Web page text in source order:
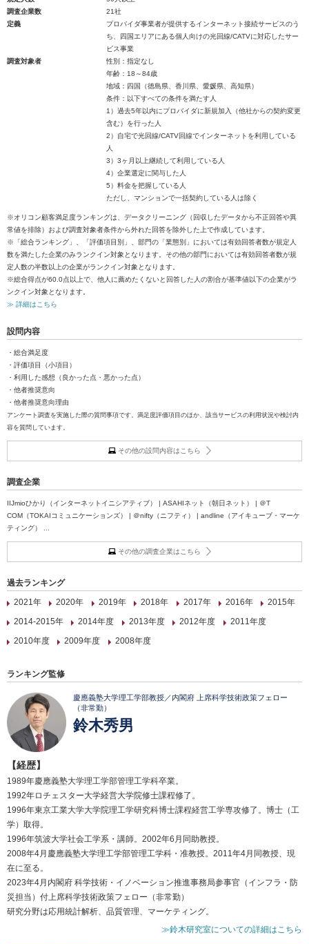
調査企業数
21社
定義
プロバイダ事業者が提供するインターネット接続サービスのう
ち、四国エリアにある個人向けの光回線/CATVに対応したサー
ビス事業
調査対象者
性別：指定なし
年齢：18～84歳
地域：四国（徳島県、香川県、愛媛県、高知県）
条件：以下すべての条件を満たす人
1）過去5年以内にプロバイダに新規加入（他社からの契約変更
含む）を行った人
2）自宅で光回線/CATV回線でインターネットを利用している
人
3）3ヶ月以上継続して利用している人
4）企業選定に関与した人
5）料金を把握している人
ただし、マンションで一括契約している人は除く
※オリコン顧客満足度ランキングは、データクリーニング（回収したデータから不正回答や異
常値を排除）および調査対象者条件から外れた回答を除外した上で作成しています。
※「総合ランキング」、「評価項目別」、部門の「業態別」においては有効回答者数が規定人
数を満たした企業のみランクイン対象となります。その他の部門においては有効回答者数が規
定人数の半数以上の企業がランクイン対象となります。
※総合得点が60.0点以上で、他人に薦めたくないと回答した人の割合が基準値以下の企業がラ
ンクイン対象となります。
≫ 詳細はこちら
設問内容
・総合満足度
・評価項目（小項目）
・利用した感想（良かった点・悪かった点）
・他者推奨意向
・他者推奨意向理由
アンケート調査を実施した際の質問事項です。満足度評価項目のほか、該当サービスの利用状況や検討内
容を質問しています。
その他の設問内容はこちら
調査企業
IIJmioひかり（インターネットイニシアティブ） | ASAHIネット（朝日ネット） | ＠T
COM（TOKAIコミュニケーションズ） | ＠nifty（ニフティ） | andline（アイキューブ・マーケ
ティング） ...
その他の調査企業はこちら
過去ランキング
2021年
2020年 2019年 2018年 2017年 2016年
2015年
2014-2015年
2014年度 2013年度 2012年度
2011年度
2010年度
2009年度 2008年度
ランキング監修
慶應義塾大学理工学部教授／内閣府 上席科学技術政策フェロー
（非常勤）
鈴木秀男
【経歴】
1989年慶應義塾大学理工学部管理工学科卒業。
1992年ロチェスター大学経営大学院修士課程修了。
1996年東京工業大学大学院理工学研究科博士課程経営工学専攻修了。博士（工
学）取得。
1996年筑波大学社会工学系・講師。2002年6月同助教授。
2008年4月慶應義塾大学理工学部管理工学科・准教授。2011年4月同教授、現
在に至る。
2023年4月内閣府 科学技術・イノベーション推進事務局参事官（インフラ・防
災担当）付上席科学技術政策フェロー（非常勤）
研究分野は応用統計解析、品質管理、マーケティング。
≫鈴木研究室についての詳細はこちら